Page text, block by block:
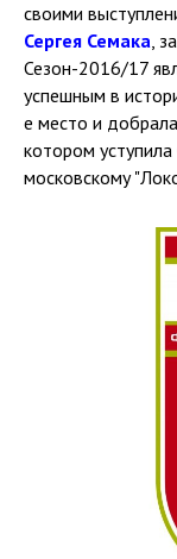
своими
Сергея Семака,
Сезон-2016/17
успешным в
е место и
котором
московскому